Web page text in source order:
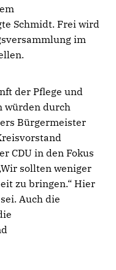
Schmidt. Frei wird
im
der Pflege und
würden durch
Bürgermeister
CDU in den Fokus
sollten weniger
zu bringen.“ Hier
Auch die